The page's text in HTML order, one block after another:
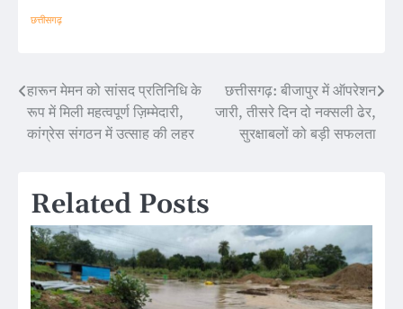
छत्तीसगढ़
Post
navigation
हारून मेमन को सांसद प्रतिनिधि के
रूप में मिली महत्वपूर्ण ज़िम्मेदारी,
कांग्रेस संगठन में उत्साह की लहर
छत्तीसगढ़: बीजापुर में ऑपरेशन
जारी, तीसरे दिन दो नक्सली ढेर,
सुरक्षाबलों को बड़ी सफलता
Related Posts